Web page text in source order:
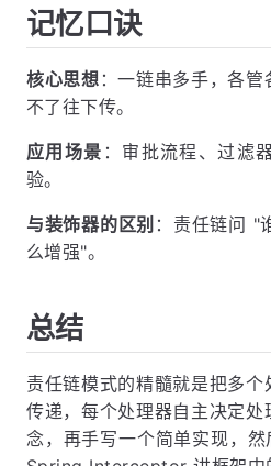
记忆口诀
核心思想 ：一链串多手，各
不了往下传。
应用场景 ：审批流程、过滤
验。
与装饰器的区别 ：责任链问 "
么增强"。
总结
责任链模式的精髓就是把多
传递，每个处理器自主决定
念，再手写一个简单实现，